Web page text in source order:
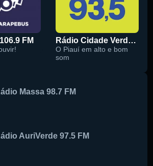
FM Rádio Cidade Verde 93.5 FM
O Piauí em alto e bom
som
Massa 98.7 FM
AuriVerde 97.5 FM